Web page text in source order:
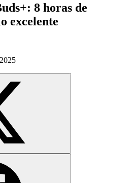
8 horas de
excelente